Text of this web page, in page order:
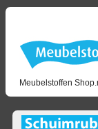
Meubelstoffen